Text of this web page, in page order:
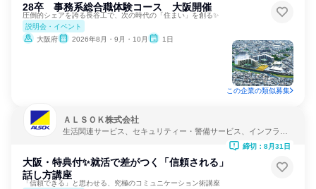
28卒 事務系総合職体験コース 大阪開催
圧倒的シェアを誇る長谷工で、次の時代の「住まい」を創る✨
説明会・イベント
大阪府
2026年8月・9月・10月 1日
この企業の類似募集
ＡＬＳＯＫ株式会社
生活関連サービス、セキュリティー・警備サービス、インフラ・
大阪・特典付✨就活で差がつく「信頼される」
話し方講座
「信頼できる」と思わせる、究極のコミュニケーション術講座
締切：8月31日